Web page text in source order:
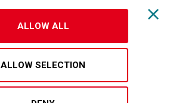
ALLOW ALL
ALLOW SELECTION